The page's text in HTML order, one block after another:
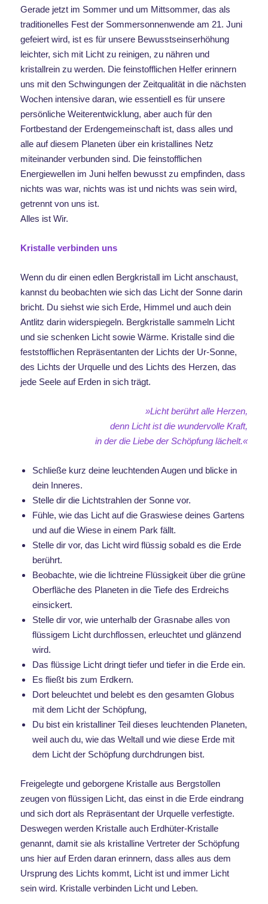
Gerade jetzt im Sommer und um Mittsommer, das als
traditionelles Fest der Sommersonnenwende am 21. Juni
gefeiert wird, ist es für unsere Bewusstseinserhöhung
leichter, sich mit Licht zu reinigen, zu nähren und
kristallrein zu werden. Die feinstofflichen Helfer erinnern
uns mit den Schwingungen der Zeitqualität in die nächsten
Wochen intensive daran, wie essentiell es für unsere
persönliche Weiterentwicklung, aber auch für den
Fortbestand der Erdengemeinschaft ist, dass alles und
alle auf diesem Planeten über ein kristallines Netz
miteinander verbunden sind. Die feinstofflichen
Energiewellen im Juni helfen bewusst zu empfinden, dass
nichts was war, nichts was ist und nichts was sein wird,
getrennt von uns ist.
Alles ist Wir.
Kristalle verbinden uns
Wenn du dir einen edlen Bergkristall im Licht anschaust,
kannst du beobachten wie sich das Licht der Sonne darin
bricht. Du siehst wie sich Erde, Himmel und auch dein
Antlitz darin widerspiegeln. Bergkristalle sammeln Licht
und sie schenken Licht sowie Wärme. Kristalle sind die
feststofflichen Repräsentanten der Lichts der Ur-Sonne,
des Lichts der Urquelle und des Lichts des Herzen, das
jede Seele auf Erden in sich trägt.
»Licht berührt alle Herzen,
denn Licht ist die wundervolle Kraft,
in der die Liebe der Schöpfung lächelt.«
Schließe kurz deine leuchtenden Augen und blicke in
dein Inneres.
Stelle dir die Lichtstrahlen der Sonne vor.
Fühle, wie das Licht auf die Graswiese deines Gartens
und auf die Wiese in einem Park fällt.
Stelle dir vor, das Licht wird flüssig sobald es die Erde
berührt.
Beobachte, wie die lichtreine Flüssigkeit über die grüne
Oberfläche des Planeten in die Tiefe des Erdreichs
einsickert.
Stelle dir vor, wie unterhalb der Grasnabe alles von
flüssigem Licht durchflossen, erleuchtet und glänzend
wird.
Das flüssige Licht dringt tiefer und tiefer in die Erde ein.
Es fließt bis zum Erdkern.
Dort beleuchtet und belebt es den gesamten Globus
mit dem Licht der Schöpfung,
Du bist ein kristalliner Teil dieses leuchtenden Planeten,
weil auch du, wie das Weltall und wie diese Erde mit
dem Licht der Schöpfung durchdrungen bist.
Freigelegte und geborgene Kristalle aus Bergstollen
zeugen von flüssigen Licht, das einst in die Erde eindrang
und sich dort als Repräsentant der Urquelle verfestigte.
Deswegen werden Kristalle auch Erdhüter-Kristalle
genannt, damit sie als kristalline Vertreter der Schöpfung
uns hier auf Erden daran erinnern, dass alles aus dem
Ursprung des Lichts kommt, Licht ist und immer Licht
sein wird. Kristalle verbinden Licht und Leben.